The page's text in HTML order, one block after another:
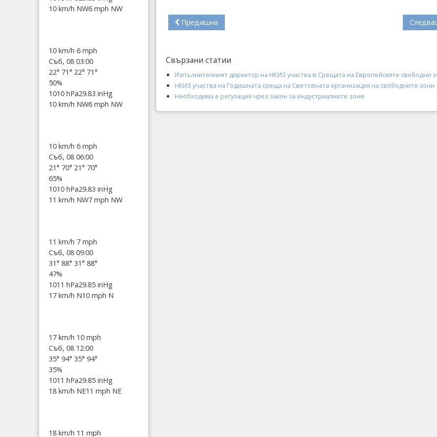
Предишна
Свързани статии
Изпълнителният директор на НКИЗ участва в Срещата на Европейските свободни
НКИЗ участва на Годишната среща на Световната организация на свободните зони
Необходима е регулация чрез закон за индустриалните зони
10 km/h NW6 mph NW
10 km/h 6 mph
Съб, 08 03:00
22° 71° 22° 71°
50%
1010 hPa29.83 inHg
10 km/h NW6 mph NW
10 km/h 6 mph
Съб, 08 06:00
21° 70° 21° 70°
65%
1010 hPa29.83 inHg
11 km/h NW7 mph NW
11 km/h 7 mph
Съб, 08 09:00
31° 88° 31° 88°
47%
1011 hPa29.85 inHg
17 km/h N10 mph N
17 km/h 10 mph
Съб, 08 12:00
35° 94° 35° 94°
35%
1011 hPa29.85 inHg
18 km/h NE11 mph NE
18 km/h 11 mph